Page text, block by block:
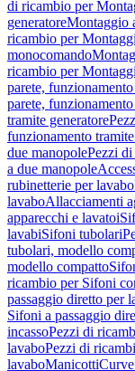
di ricambio per
generatoreMontaggio
ricambio per
monocomando
ricambio per
parete,
parete,
tramite generatore
funzionamento
due manopolePezzi
a due manopole
rubinetterie per lavabo
lavaboAllacciamenti
apparecchi e lavatoi
lavabiSifoni tubolari
tubolari, modello
modello compatto
ricambio per Sifoni
passaggio diretto per
Sifoni a passaggio
incassoPezzi di
lavaboPezzi di
lavaboManicotti